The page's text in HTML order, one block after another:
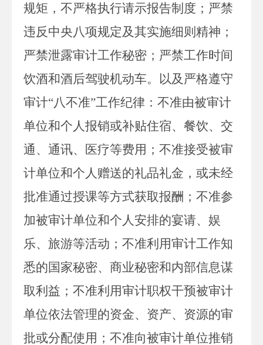
规矩，不严格执行请示报告制度；严禁
违反中央八项规定及其实施细则精神；
严禁泄露审计工作秘密；严禁工作时间
饮酒和酒后驾驶机动车。以及严格遵守
审计“八不准”工作纪律：不准由被审计
单位和个人报销或补贴住宿、餐饮、交
通、通讯、医疗等费用；不准接受被审
计单位和个人赠送的礼品礼金，或未经
批准通过授课等方式获取报酬；不准参
加被审计单位和个人安排的宴请、娱
乐、旅游等活动；不准利用审计工作知
悉的国家秘密、商业秘密和内部信息谋
取利益；不准利用审计职权干预被审计
单位依法管理的资金、资产、资源的审
批或分配使用；不准向被审计单位推销